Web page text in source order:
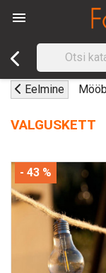

Eelmine
VALGUSKETT
- 43 %